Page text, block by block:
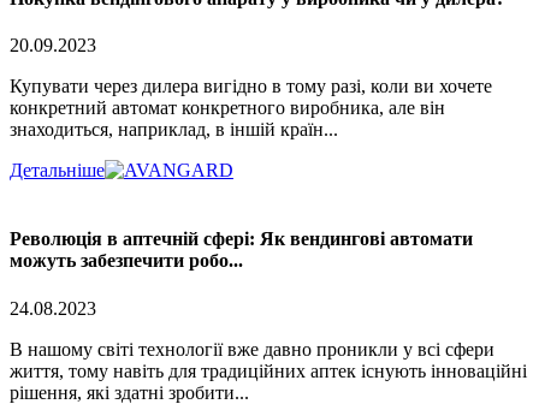
20.09.2023
Купувати через дилера вигідно в тому разі, коли ви хочете
конкретний автомат конкретного виробника, але він
знаходиться, наприклад, в іншій країн...
Детальніше
Революція в аптечній сфері: Як вендингові автомати
можуть забезпечити робо...
24.08.2023
В нашому світі технології вже давно проникли у всі сфери
життя, тому навіть для традиційних аптек існують інноваційні
рішення, які здатні зробити...